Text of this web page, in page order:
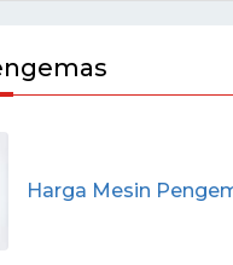
Harga Mesin